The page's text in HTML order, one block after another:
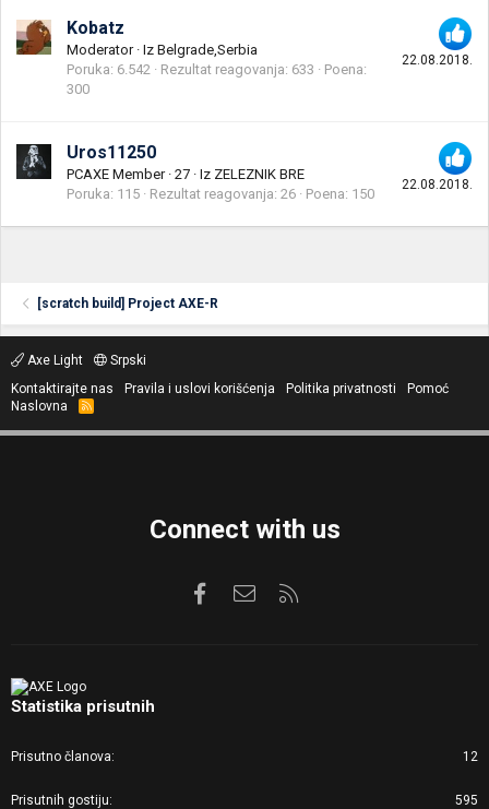
22.08.2018.
Kobatz
Moderator · Iz Belgrade,Serbia
Poruka 6.542 Rezultat reagovanja 633
Poena
300
22.08.2018.
Uros11250
PCAXE Member · 27 · Iz ZELEZNIK BRE
Poruka 115 Rezultat reagovanja 26 Poena 150
[scratch build] Project AXE-R
Axe Light
Srpski
Kontaktirajte nas
Pravila i uslovi korišćenja Politika privatnosti
Pomoć
Naslovna
R
S
Connect with us
FacebookKontaktirajte nas
Statistika prisutnih
Prisutno članova 12
Prisutnih gostiju 595